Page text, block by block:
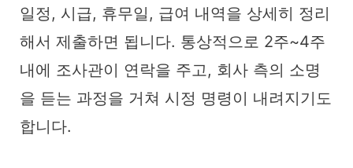
일정, 시급, 휴무일, 급여 내역을 상세히 정리
해서 제출하면 됩니다. 통상적으로 2주~4주
내에 조사관이 연락을 주고, 회사 측의 소명
을 듣는 과정을 거쳐 시정 명령이 내려지기도
합니다.